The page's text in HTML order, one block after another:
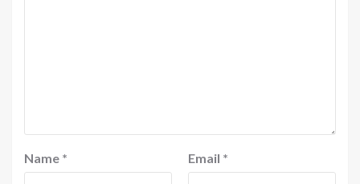
Name * Email *